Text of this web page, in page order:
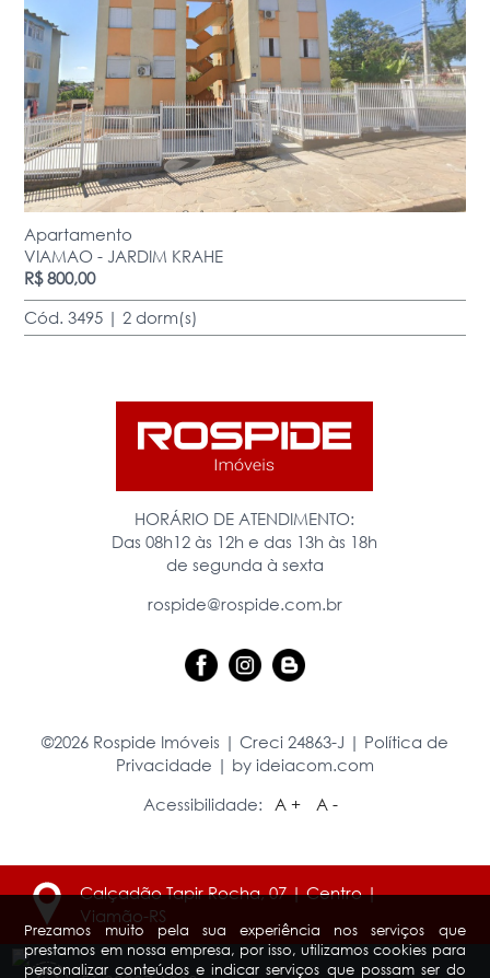
Prezamos muito pela sua experiência nos serviços que
prestamos em nossa empresa, por isso, utilizamos cookies para
personalizar conteúdos e indicar serviços que possam ser do
Apartamento
VIAMAO - JARDIM KRAHE
R$ 800,00
Cód. 3495 | 2 dorm(s)
HORÁRIO DE ATENDIMENTO:
Das 08h12 às 12h e das 13h às 18h
de segunda à sexta
rospide@rospide.com.br
©2026 Rospide Imóveis | Creci 24863-J | Política de
Privacidade | by ideiacom.com
Acessibilidade:
A + A -
Calçadão Tapir Rocha, 07 | Centro |
Viamão-RS